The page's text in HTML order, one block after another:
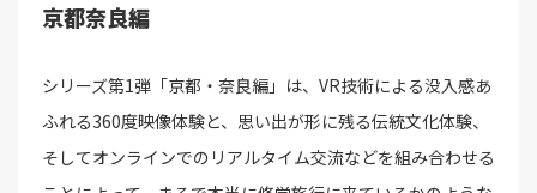
京都奈良編
シリーズ第1弾「京都・奈良編」は、VR技術による没入感あ
ふれる360度映像体験と、思い出が形に残る伝統文化体験、
そしてオンラインでのリアルタイム交流などを組み合わせる